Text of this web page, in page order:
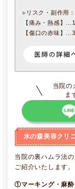
▹リスク・副作用
【痛み・熱感】
【傷口の赤味】
当院の
ま
水の森美容クリ
当院の裏ハムラ法
ご紹介いたします。
①マーキング・麻酔